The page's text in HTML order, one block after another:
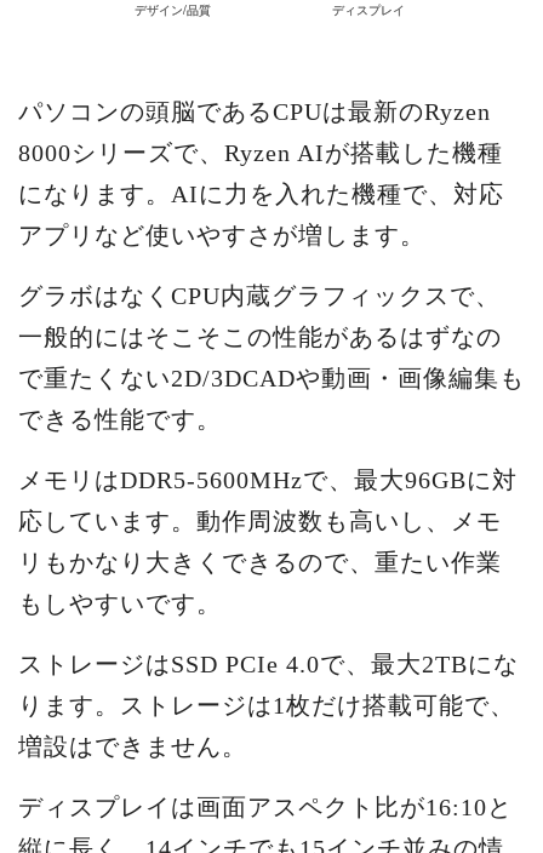
パソコンの頭脳であるCPUは最新のRyzen
8000シリーズで、Ryzen AIが搭載した機種
になります。AIに力を入れた機種で、対応
アプリなど使いやすさが増します。
グラボはなくCPU内蔵グラフィックスで、
一般的にはそこそこの性能があるはずなの
で重たくない2D/3DCADや動画・画像編集も
できる性能です。
メモリはDDR5-5600MHzで、最大96GBに対
応しています。動作周波数も高いし、メモ
リもかなり大きくできるので、重たい作業
もしやすいです。
ストレージはSSD PCIe 4.0で、最大2TBにな
ります。ストレージは1枚だけ搭載可能で、
増設はできません。
ディスプレイは画面アスペクト比が16:10と
縦に長く、14インチでも15インチ並みの情